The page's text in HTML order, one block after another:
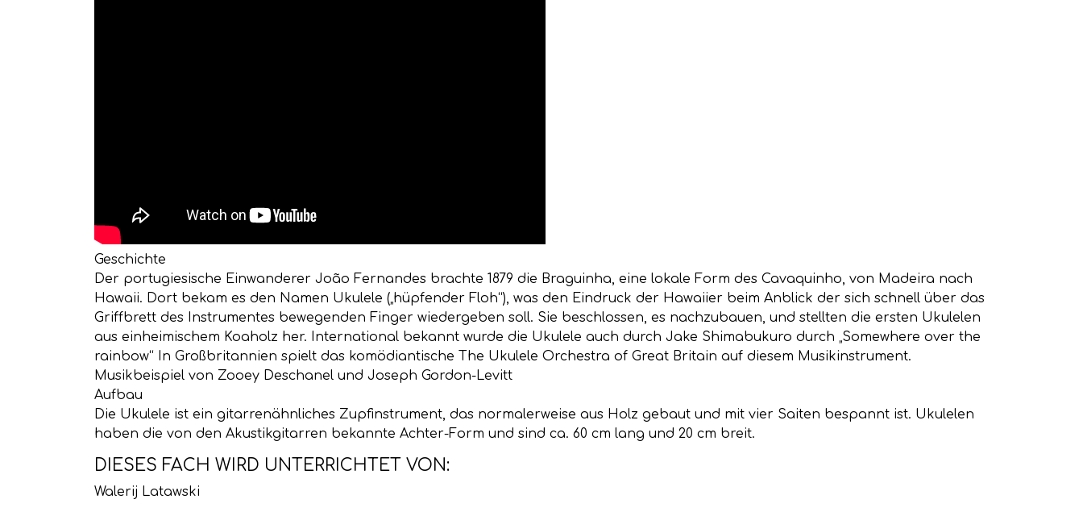
Geschichte
Der portugiesische Einwanderer João Fernandes brachte 1879 die Braguinha, eine lokale Form des Cavaquinho, von Madeira nach
Hawaii. Dort bekam es den Namen Ukulele („hüpfender Floh“), was den Eindruck der Hawaiier beim Anblick der sich schnell über das
Griffbrett des Instrumentes bewegenden Finger wiedergeben soll. Sie beschlossen, es nachzubauen, und stellten die ersten Ukulelen
aus einheimischem Koaholz her. International bekannt wurde die Ukulele auch durch Jake Shimabukuro durch „Somewhere over the
rainbow“ In Großbritannien spielt das komödiantische The Ukulele Orchestra of Great Britain auf diesem Musikinstrument.
Musikbeispiel von Zooey Deschanel und Joseph Gordon-Levitt
Aufbau
Die Ukulele ist ein gitarrenähnliches Zupfinstrument, das normalerweise aus Holz gebaut und mit vier Saiten bespannt ist. Ukulelen
haben die von den Akustikgitarren bekannte Achter-Form und sind ca. 60 cm lang und 20 cm breit.
DIESES FACH WIRD UNTERRICHTET VON:
Walerij Latawski